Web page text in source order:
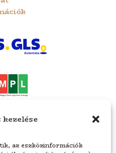
az eszközinformációk